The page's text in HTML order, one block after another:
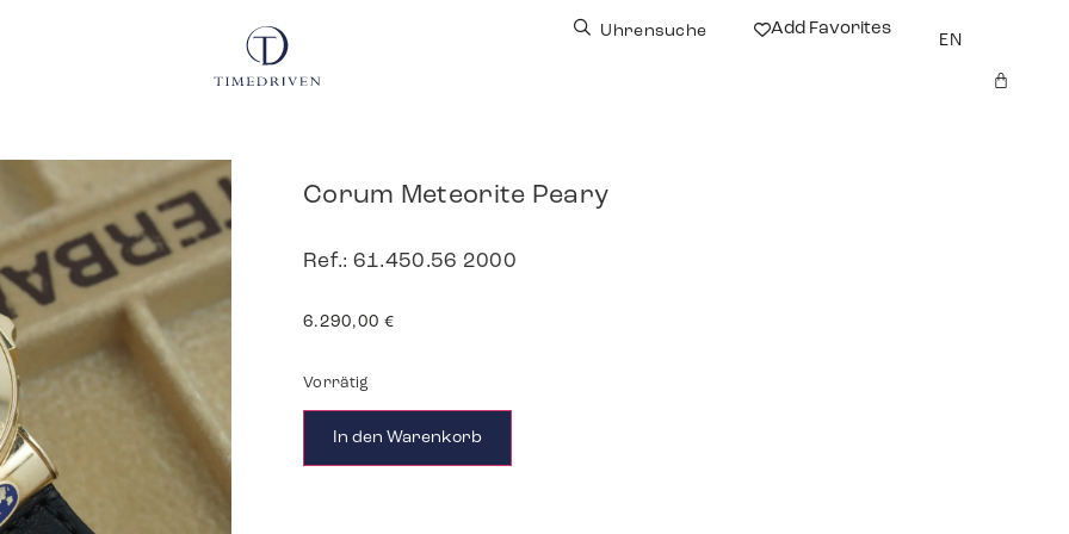
Uhrensuche Add Favorites
EN
Corum Meteorite Peary
Ref.: 61.450.56 2000
6.290,00 €
Vorrätig
In den Warenkorb